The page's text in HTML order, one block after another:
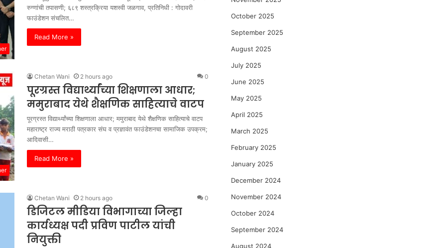
रुग्णांची तपासणी; ६८९ शस्त्रक्रिया यशस्वी जळगाव, प्रतिनिधी : गोदावरी
फाउंडेशन संचलित…
Read More »
Chetan Wani 2 hours ago 0
पूरग्रस्त विद्यार्थ्यांच्या शिक्षणाला आधार;
ममुराबाद येथे शैक्षणिक साहित्याचे वाटप
पूरग्रस्त विद्यार्थ्यांच्या शिक्षणाला आधार; ममुराबाद येथे शैक्षणिक साहित्याचे वाटप
महाराष्ट्र राज्य मराठी पत्रकार संघ व प्रज्ञावंत फाउंडेशनचा सामाजिक उपक्रम;
आदिवासी…
Read More »
Chetan Wani 2 hours ago 0
डिजिटल मीडिया विभागाच्या जिल्हा
कार्यध्यक्ष पदी प्रविण पाटील यांची
नियुक्ती
October 2025
September 2025
August 2025
July 2025
June 2025
May 2025
April 2025
March 2025
February 2025
January 2025
December 2024
November 2024
October 2024
September 2024
August 2024